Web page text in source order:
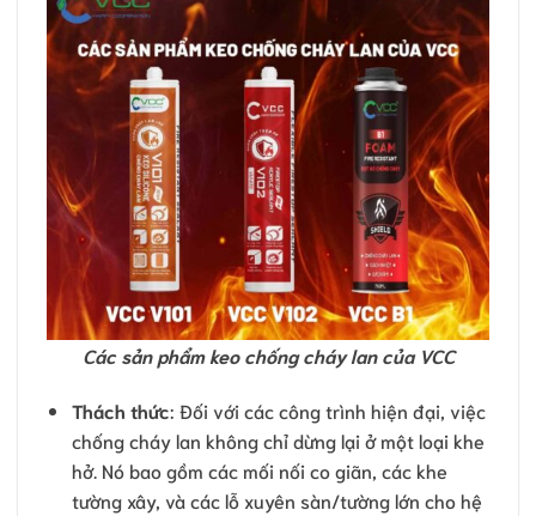
Các sản phẩm keo chống cháy lan của VCC
Thách thức: Đối với các công trình hiện đại, việc
chống cháy lan không chỉ dừng lại ở một loại khe
hở. Nó bao gồm các mối nối co giãn, các khe
tường xây, và các lỗ xuyên sàn/tường lớn cho hệ